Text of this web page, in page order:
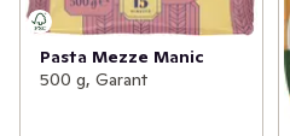
Pasta Mezze Manic
500 g, Garant